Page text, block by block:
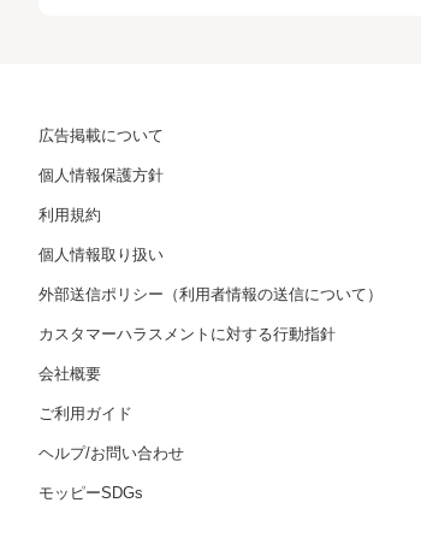
広告掲載について
個人情報保護方針
利用規約
個人情報取り扱い
外部送信ポリシー（利用者情報の送信について）
カスタマーハラスメントに対する行動指針
会社概要
ご利用ガイド
ヘルプ/お問い合わせ
モッピーSDGs